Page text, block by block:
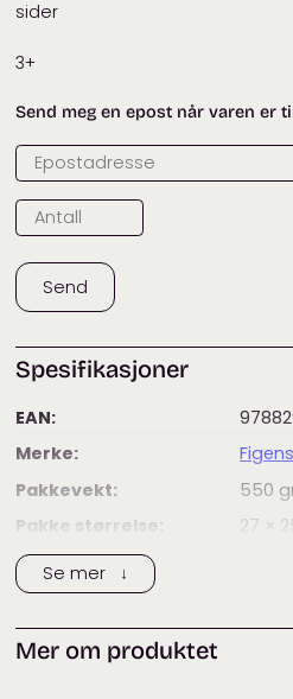
sider
3+
Send meg en epost når varen er
Send
Spesifikasjoner
EAN:
Merke:
Pakkevekt:
550
Pakke størrelse:
27 ×
Kategorier:
Se mer ↓
Mer om produktet